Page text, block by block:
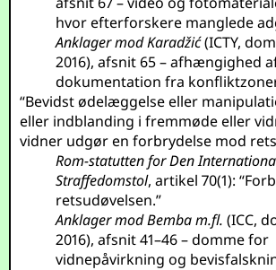
hvor efterforskere manglede
Anklager mod Karadžić(ICTY,
2016), afsnit 65 – afhængighed
dokumentation fra
“Bevidst ødelæggelse eller
eller indblanding i fremmøde eller
vidner udgør en forbrydelse mod
Rom-statutten for Den
Straffedomstol, artikel 70(1):
retsudøvelsen.”
Anklager mod Bemba m.fl. (ICC,
2016), afsnit 41–46 – domme for
vidnepåvirkning og